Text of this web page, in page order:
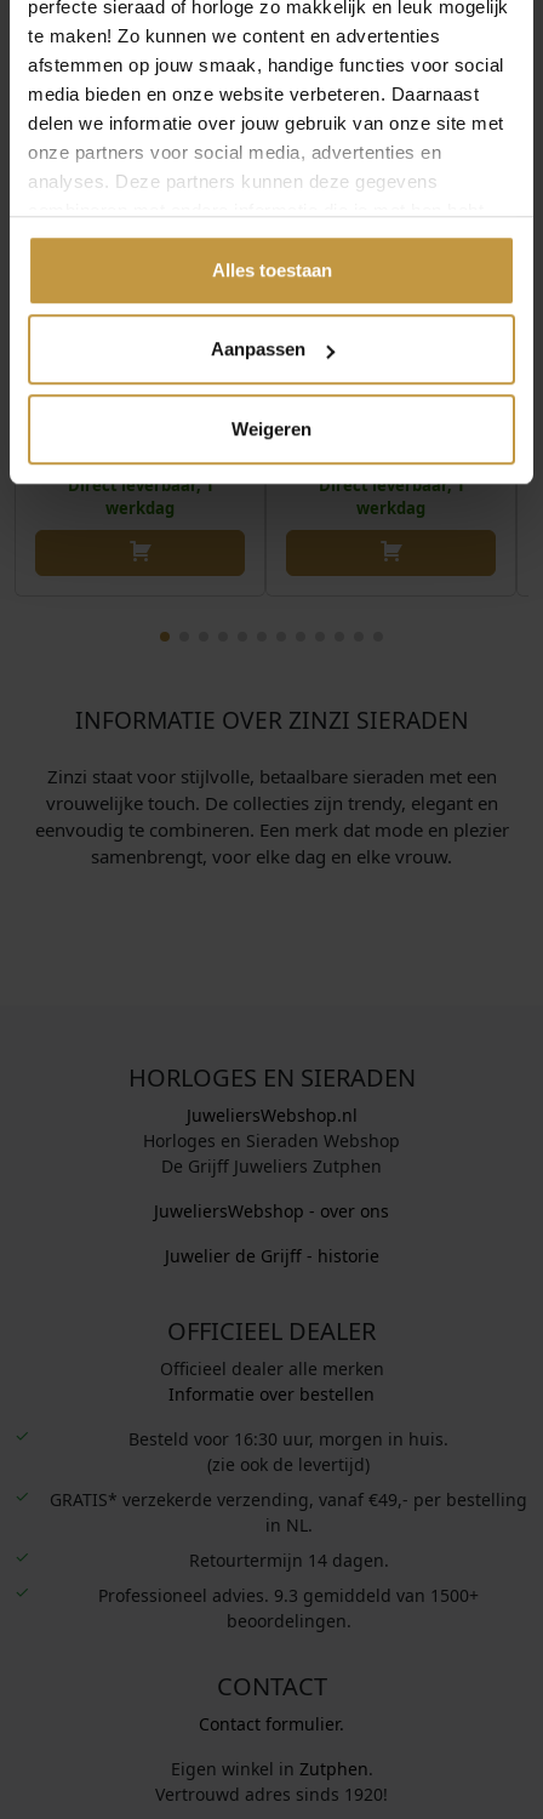
perfecte sieraad of horloge zo makkelijk en leuk mogelijk
te maken! Zo kunnen we content en advertenties
afstemmen op jouw smaak, handige functies voor social
media bieden en onze website verbeteren. Daarnaast
delen we informatie over jouw gebruik van onze site met
onze partners voor social media, advertenties en
analyses. Deze partners kunnen deze gegevens
gedeeld of die ze hebben verzameld via jouw gebruik van
Alles toestaan
Aanpassen
Weigeren
MEER VAN ZINZI SIERADEN
34,95
ZINZI OORKNOPPEN
Direct leverbaar, 1
werkdag
ZINZI OORKNOPPEN
Direct leverbaar, 1
werkdag
INFORMATIE OVER ZINZI SIERADEN
Zinzi staat voor stijlvolle, betaalbare sieraden met een
vrouwelijke touch. De collecties zijn trendy, elegant en
eenvoudig te combineren. Een merk dat mode en plezier
samenbrengt, voor elke dag en elke vrouw.
HORLOGES EN SIERADEN
JuweliersWebshop.nl
Horloges en Sieraden Webshop
De Grijff Juweliers Zutphen
JuweliersWebshop - over ons
Juwelier de Grijff - historie
OFFICIEEL DEALER
Officieel dealer alle merken
Informatie over bestellen
Besteld voor 16:30 uur, morgen in huis.
(zie ook de levertijd)
GRATIS* verzekerde verzending, vanaf €49,- per bestelling
in NL.
Retourtermijn 14 dagen.
Professioneel advies. 9.3 gemiddeld van 1500+
beoordelingen.
CONTACT
Contact formulier.
Eigen winkel in Zutphen.
Vertrouwd adres sinds 1920!